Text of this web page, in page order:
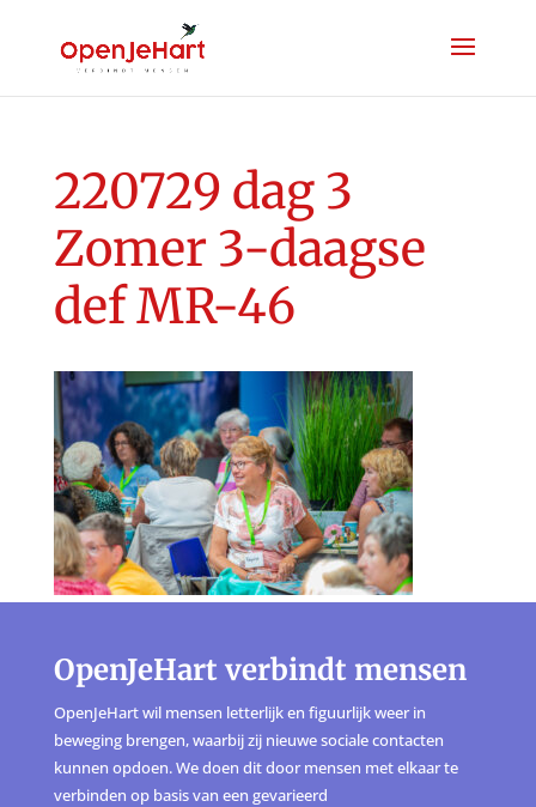
220729 dag 3
Zomer 3-daagse
def MR-46
OpenJeHart verbindt mensen
OpenJeHart wil mensen letterlijk en figuurlijk weer in
beweging brengen, waarbij zij nieuwe sociale contacten
kunnen opdoen. We doen dit door mensen met elkaar te
verbinden op basis van een gevarieerd